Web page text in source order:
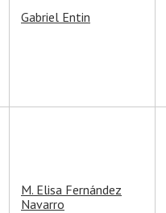
Gabriel Entin
M. Elisa Fernández
Navarro